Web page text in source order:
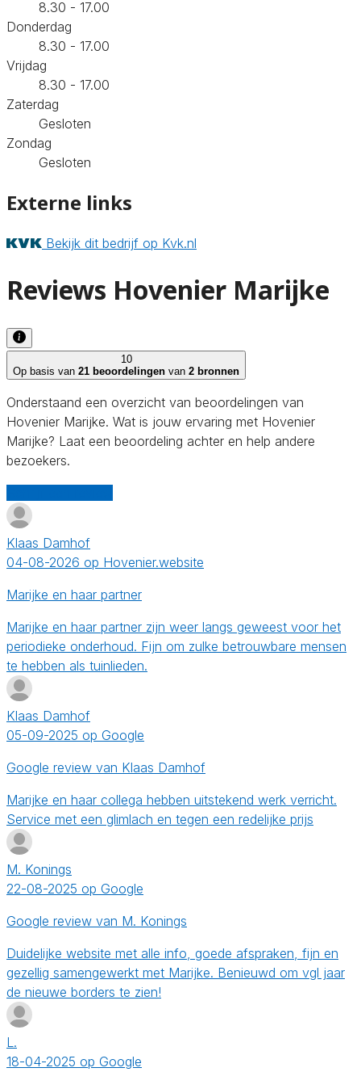
8.30 - 17.00
Donderdag
8.30 - 17.00
Vrijdag
8.30 - 17.00
Zaterdag
Gesloten
Zondag
Gesloten
Externe links
Bekijk dit bedrijf op Kvk.nl
Reviews Hovenier Marijke
10
Op basis van 21 beoordelingen van 2 bronnen
Onderstaand een overzicht van beoordelingen van
Hovenier Marijke. Wat is jouw ervaring met Hovenier
Marijke? Laat een beoordeling achter en help andere
bezoekers.
Klaas Damhof
04-08-2026 op Hovenier.website
Marijke en haar partner
Marijke en haar partner zijn weer langs geweest voor het
periodieke onderhoud. Fijn om zulke betrouwbare mensen
te hebben als tuinlieden.
Klaas Damhof
05-09-2025 op Google
Google review van Klaas Damhof
Marijke en haar collega hebben uitstekend werk verricht.
Service met een glimlach en tegen een redelijke prijs
M. Konings
22-08-2025 op Google
Google review van M. Konings
Duidelijke website met alle info, goede afspraken, fijn en
gezellig samengewerkt met Marijke. Benieuwd om vgl jaar
de nieuwe borders te zien!
L.
18-04-2025 op Google